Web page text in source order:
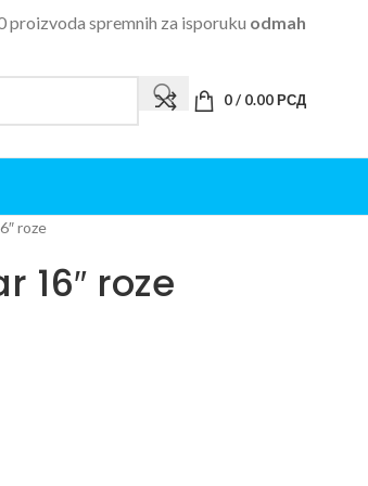
proizvoda spremnih za isporuku odmah
0/ 0.00РСД
roze
16″ roze